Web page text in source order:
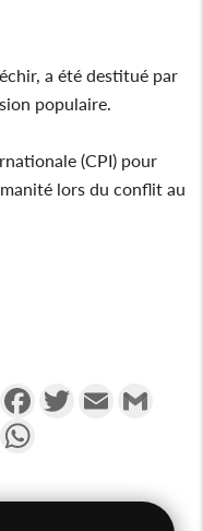
a été destitué par
populaire.
(CPI) pour
lors du conflit au
PartagerFacebookTwitterEmail
Messenger